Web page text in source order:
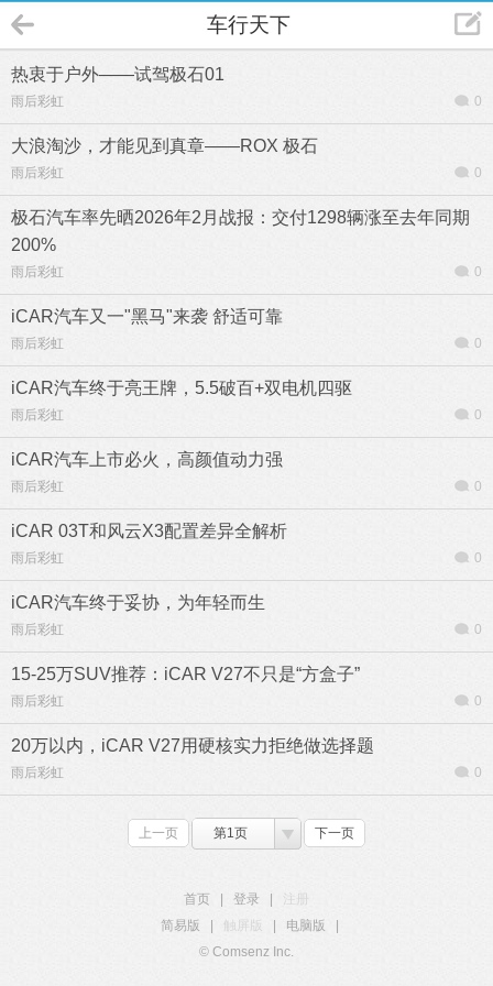
车行天下
热衷于户外——试驾极石01
雨后彩虹 0
大浪淘沙，才能见到真章——ROX 极石
雨后彩虹 0
极石汽车率先晒2026年2月战报：交付1298辆涨至去年同期
200%
雨后彩虹 0
iCAR汽车又一"黑马"来袭 舒适可靠
雨后彩虹 0
iCAR汽车终于亮王牌，5.5破百+双电机四驱
雨后彩虹 0
iCAR汽车上市必火，高颜值动力强
雨后彩虹 0
iCAR 03T和风云X3配置差异全解析
雨后彩虹 0
iCAR汽车终于妥协，为年轻而生
雨后彩虹 0
15-25万SUV推荐：iCAR V27不只是“方盒子”
雨后彩虹 0
20万以内，iCAR V27用硬核实力拒绝做选择题
雨后彩虹 0
上一页 第1页 下一页
首页 登录
注册
简易版
触屏版 电脑版
© Comsenz Inc.